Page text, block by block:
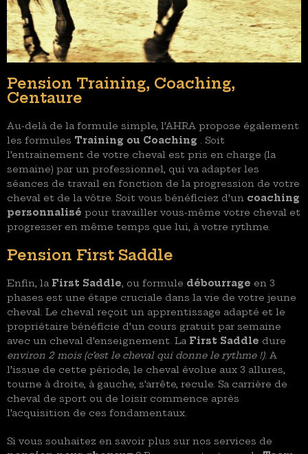
Pension Training, Coaching,
Centaure
Au-delà de la formule simple, l’AHRA propose également
les formules Training ou Coaching
. Soit
l’entrainement de votre cheval est pris en charge (la
semaine) par un professionnel, qui va adapter les
séances de travail en fonction de la progression de votre
cheval et de la vôtre. Soit vous bénéficiez d’un coaching
personnalisé pour travailler vous-même votre cheval et
progresser en même temps que lui, à votre rythme.
Pension First Saddle
Enfin, la First Saddle, ou formule débourrage en 3
phases est une étape cruciale dans la vie de votre jeune
cheval. Le cheval reçoit un apprentissage adapté et le
propriétaire bénéficie d’un cours gratuit par semaine
avec un cheval d’enseignement. La First Saddle dure
environ 2 mois (c’est le cheval qui donne le rythme !). A
l’issue de cette période, le cheval évolue aux 3 allures,
tourne à droite, à gauche, s’arrête, recule. Sa carrière de
cheval de sport ou de loisir commence après
l’acquisition de ces fondamentaux.
Si vous souhaitez en savoir plus sur nos services de